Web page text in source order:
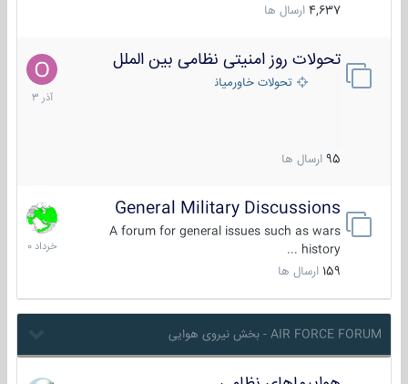
4,637 ارسال ها
تحولات روز امنیتی نظامی بین الملل
تحولات خاورمیانه
95 ارسال ها
21
آذر
1403
General Military Discussions
A forum for general issues such as wars
history ...
159 ارسال ها
10
خرداد
1400
AIR FORCE FORUM - بخش نیروی هوایی